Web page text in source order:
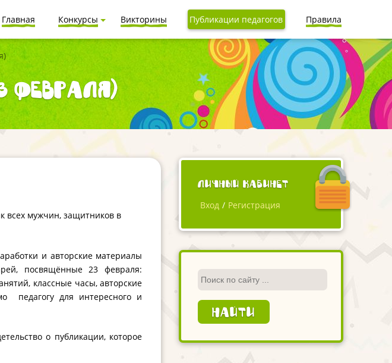
Главная Конкурсы Викторины Публикации педагогов Правила
февраля)
всех мужчин, защитников в
и авторские материалы
посвящённые 23 февраля:
классные часы, авторские
педагогу для интересного и
о публикации, которое
Личный кабинет
Вход / Регистрация